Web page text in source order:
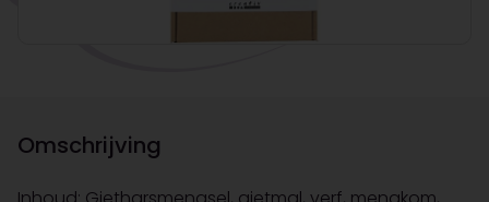
Omschrijving